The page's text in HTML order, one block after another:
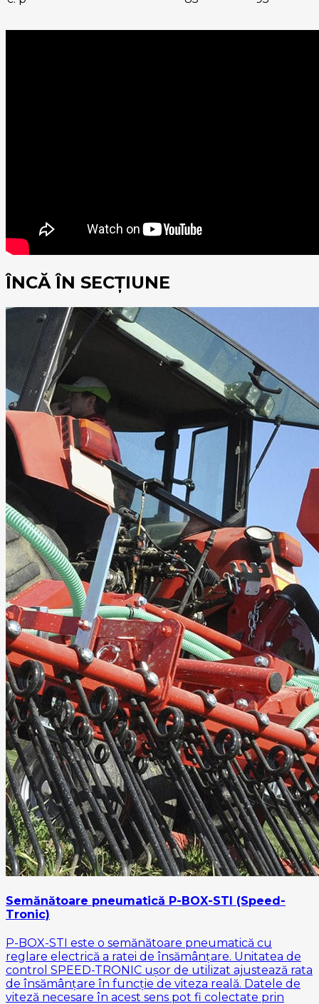
ÎNCĂ ÎN SECȚIUNE
Semănătoare pneumatică P-BOX-STI (Speed-
Tronic)
P-BOX-STI este o semănătoare pneumatică cu
reglare electrică a ratei de însămânțare. Unitatea de
control SPEED-TRONIC ușor de utilizat ajustează rata
de însămânțare în funcție de viteza reală. Datele de
viteză necesare în acest sens pot fi colectate prin